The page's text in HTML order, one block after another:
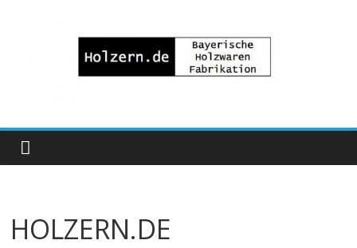
Bayrische
Holzwaren
Fabrikation
HOLZERN.DE